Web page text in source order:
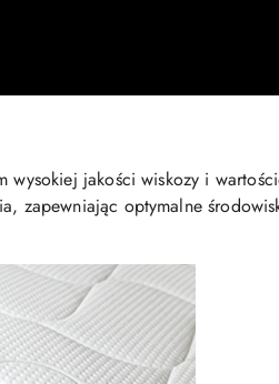
jakości wiskozy i
zapewniając optymalne